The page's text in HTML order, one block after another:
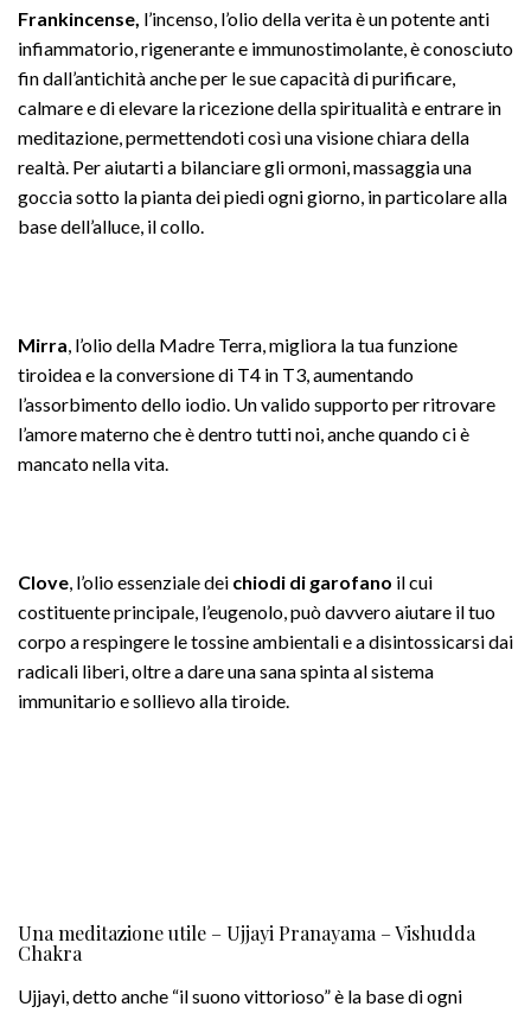
Frankincense, l’incenso, l’olio della verita è un potente anti
infiammatorio, rigenerante e immunostimolante, è conosciuto
fin dall’antichità anche per le sue capacità di purificare,
calmare e di elevare la ricezione della spiritualità e entrare in
meditazione, permettendoti così una visione chiara della
realtà. Per aiutarti a bilanciare gli ormoni, massaggia una
goccia sotto la pianta dei piedi ogni giorno, in particolare alla
base dell’alluce, il collo.
Mirra, l’olio della Madre Terra, migliora la tua funzione
tiroidea e la conversione di T4 in T3, aumentando
l’assorbimento dello iodio. Un valido supporto per ritrovare
l’amore materno che è dentro tutti noi, anche quando ci è
mancato nella vita.
Clove, l’olio essenziale dei chiodi di garofano il cui
costituente principale, l’eugenolo, può davvero aiutare il tuo
corpo a respingere le tossine ambientali e a disintossicarsi dai
radicali liberi, oltre a dare una sana spinta al sistema
immunitario e sollievo alla tiroide.
Una meditazione utile – Ujjayi Pranayama – Vishudda
Chakra
Ujjayi, detto anche “il suono vittorioso” è la base di ogni